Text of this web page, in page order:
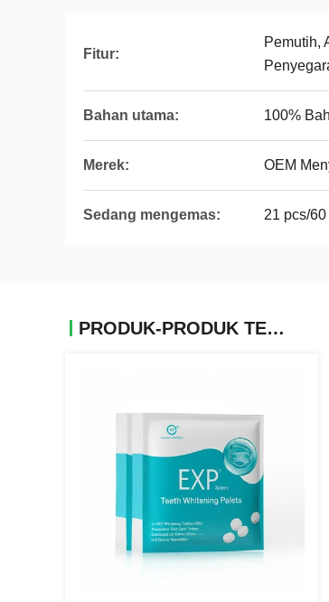
Fitur:
Pemutih,
Bahan utama: 100%
Merek: OEM
Sedang mengemas: 21 pcs/
PRODUK-PRODUK TERKAIT